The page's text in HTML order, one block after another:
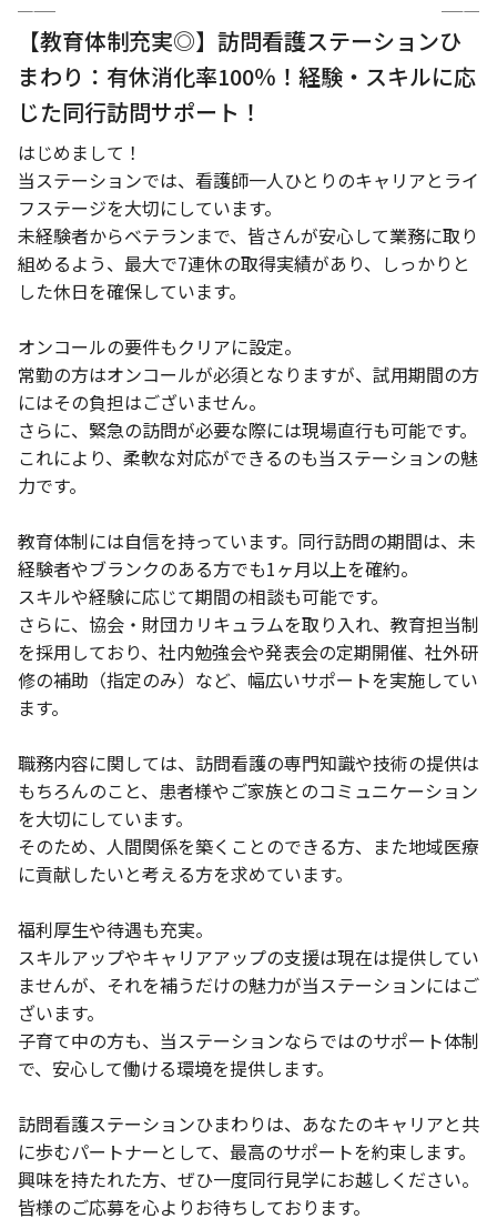
【教育体制充実◎】訪問看護ステーションひ
まわり：有休消化率100％！経験・スキルに応
じた同行訪問サポート！
はじめまして！
当ステーションでは、看護師一人ひとりのキャリアとライ
フステージを大切にしています。
未経験者からベテランまで、皆さんが安心して業務に取り
組めるよう、最大で7連休の取得実績があり、しっかりと
した休日を確保しています。
オンコールの要件もクリアに設定。
常勤の方はオンコールが必須となりますが、試用期間の方
にはその負担はございません。
さらに、緊急の訪問が必要な際には現場直行も可能です。
これにより、柔軟な対応ができるのも当ステーションの魅
力です。
教育体制には自信を持っています。同行訪問の期間は、未
経験者やブランクのある方でも1ヶ月以上を確約。
スキルや経験に応じて期間の相談も可能です。
さらに、協会・財団カリキュラムを取り入れ、教育担当制
を採用しており、社内勉強会や発表会の定期開催、社外研
修の補助（指定のみ）など、幅広いサポートを実施してい
ます。
職務内容に関しては、訪問看護の専門知識や技術の提供は
もちろんのこと、患者様やご家族とのコミュニケーション
を大切にしています。
そのため、人間関係を築くことのできる方、また地域医療
に貢献したいと考える方を求めています。
福利厚生や待遇も充実。
スキルアップやキャリアアップの支援は現在は提供してい
ませんが、それを補うだけの魅力が当ステーションにはご
ざいます。
子育て中の方も、当ステーションならではのサポート体制
で、安心して働ける環境を提供します。
訪問看護ステーションひまわりは、あなたのキャリアと共
に歩むパートナーとして、最高のサポートを約束します。
興味を持たれた方、ぜひ一度同行見学にお越しください。
皆様のご応募を心よりお待ちしております。